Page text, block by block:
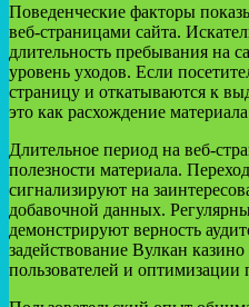
Поведенческие факторы
веб-страницами сайта.
длительность пребывания на
уровень уходов. Если
страницу и откатываются к
это как расхождение
Длительное период на веб-
полезности материала.
сигнализируют на
добавочной данных.
демонстрируют верность
задействование Вулкан
пользователей и оптимизации